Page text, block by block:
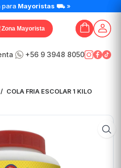
para Mayoristas ⛟ »
Zona Mayorista
+56 9 3948 8050
/ COLA FRIA ESCOLAR 1 KILO